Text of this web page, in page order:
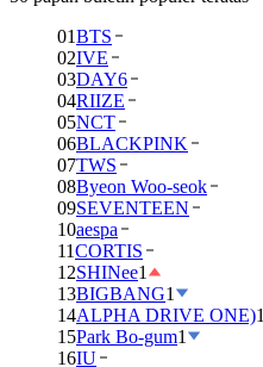
01BTS
02IVE
03DAY6
04RIIZE
05NCT
06BLACKPINK
07TWS
08Byeon Woo-seok
09SEVENTEEN
10aespa
11CORTIS
12SHINee1
13BIGBANG1
14ALPHA DRIVE ONE)1
15Park Bo-gum1
16IU